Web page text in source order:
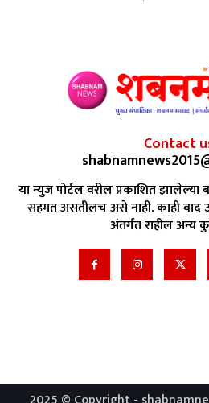
Contact
या न्युज पोर्टल वरील प्रकाशित
सहमत असतीलच असे नाही. काही वाद
अंतर्गत राहील अन्य